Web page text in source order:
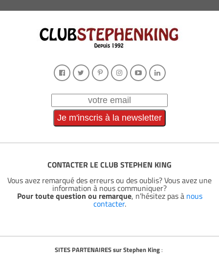
CONTACTER LE CLUB STEPHEN KING
Vous avez remarqué des erreurs ou des oublis? Vous avez une
information à nous communiquer?
Pour toute question ou remarque, n'hésitez pas à nous
contacter.
SITES PARTENAIRES sur Stephen King: